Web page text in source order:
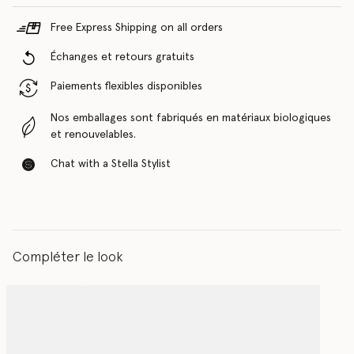
Free Express Shipping on all orders
Échanges et retours gratuits
Paiements flexibles disponibles
Nos emballages sont fabriqués en matériaux biologiques
et renouvelables.
Chat with a Stella Stylist
Compléter le look